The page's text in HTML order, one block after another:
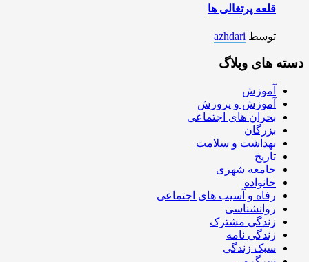
قلعه پرتغالی ها
توسط azhdari
دسته های وبلاگ
آموزش
آموزش و پرورش
بحران های اجتماعی
بزرگان
بهداشت و سلامت
تاریخ
جامعه شهری
خانواده
رفاه و آسیب های اجتماعی
روانشناسی
زندگی مشترک
زندگی نامه
سبک زندگی